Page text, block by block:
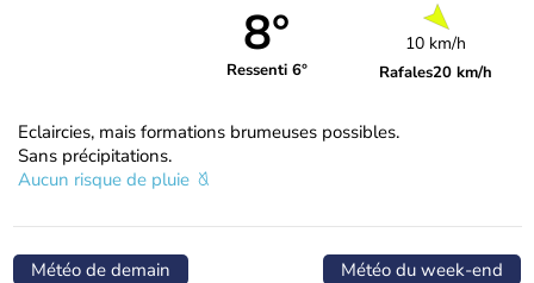
8°
Ressenti 6°
10 km/h
Rafales20 km/h
Eclaircies, mais formations brumeuses possibles.
Sans précipitations.
Aucun risque de pluie
Météo de demain Météo du week-end